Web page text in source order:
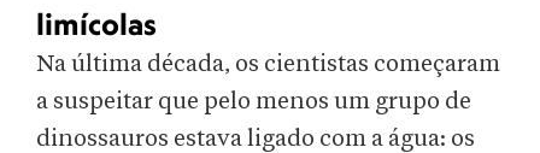
limícolas
Na última década, os cientistas começaram
a suspeitar que pelo menos um grupo de
dinossauros estava ligado com a água: os